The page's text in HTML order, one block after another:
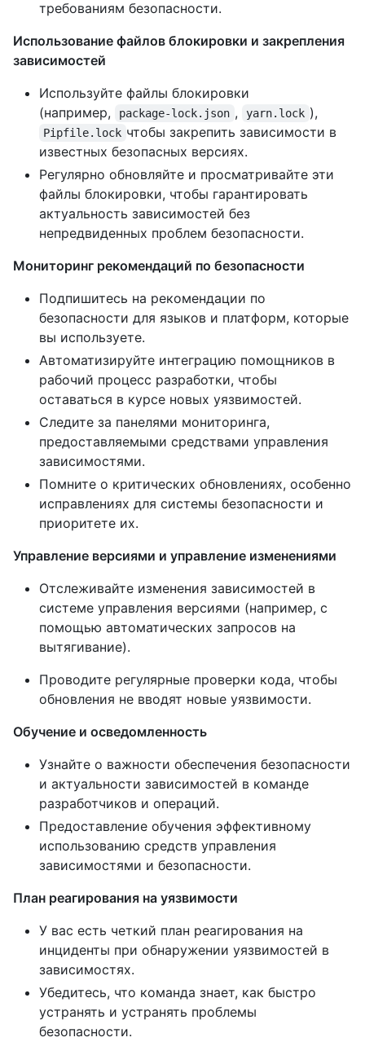
требованиям безопасности.
Использование файлов блокировки и закрепления
зависимостей
Используйте файлы блокировки
(например,
package-lock.json , yarn.lock ),
Pipfile.lock чтобы закрепить зависимости в
известных безопасных версиях.
Регулярно обновляйте и просматривайте эти
файлы блокировки, чтобы гарантировать
актуальность зависимостей без
непредвиденных проблем безопасности.
Мониторинг рекомендаций по безопасности
Подпишитесь на рекомендации по
безопасности для языков и платформ, которые
вы используете.
Автоматизируйте интеграцию помощников в
рабочий процесс разработки, чтобы
оставаться в курсе новых уязвимостей.
Следите за панелями мониторинга,
предоставляемыми средствами управления
зависимостями.
Помните о критических обновлениях, особенно
исправлениях для системы безопасности и
приоритете их.
Управление версиями и управление изменениями
Отслеживайте изменения зависимостей в
системе управления версиями (например, с
помощью автоматических запросов на
вытягивание).
Проводите регулярные проверки кода, чтобы
обновления не вводят новые уязвимости.
Обучение и осведомленность
Узнайте о важности обеспечения безопасности
и актуальности зависимостей в команде
разработчиков и операций.
Предоставление обучения эффективному
использованию средств управления
зависимостями и безопасности.
План реагирования на уязвимости
У вас есть четкий план реагирования на
инциденты при обнаружении уязвимостей в
зависимостях.
Убедитесь, что команда знает, как быстро
устранять и устранять проблемы
безопасности.